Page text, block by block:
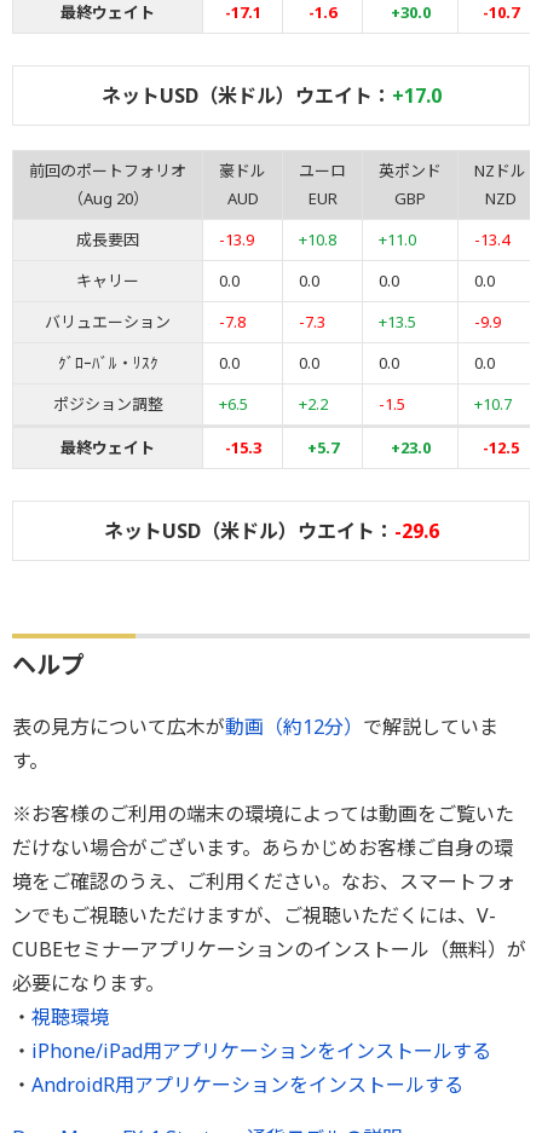
最終ウェイト
-17.1 -1.6 +30.0 -10.7
ネットUSD（米ドル）ウエイト： +17.0
前回のポートフォリオ
（Aug 20）
豪ドル
AUD
ユーロ
EUR
英ポンド
GBP
NZドル
NZD
成長要因
-13.9 +10.8 +11.0
-13.4
キャリー
0.0 0.0 0.0
0.0
バリュエーション
-7.8 -7.3 +13.5
-9.9
ｸﾞﾛｰﾊﾞﾙ・ﾘｽｸ
0.0 0.0 0.0
0.0
ポジション調整
+6.5 +2.2 -1.5
+10.7
最終ウェイト
-15.3 +5.7 +23.0 -12.5
ネットUSD（米ドル）ウエイト： -29.6
ヘルプ
表の見方について広木が動画（約12分） で解説していま
す。
※お客様のご利用の端末の環境によっては動画をご覧いた
だけない場合がございます。あらかじめお客様ご自身の環
境をご確認のうえ、ご利用ください。なお、スマートフォ
ンでもご視聴いただけますが、ご視聴いただくには、V-
CUBEセミナーアプリケーションのインストール（無料）が
必要になります。
・ 視聴環境
・ iPhone/iPad用アプリケーションをインストールする
・ AndroidR用アプリケーションをインストールする